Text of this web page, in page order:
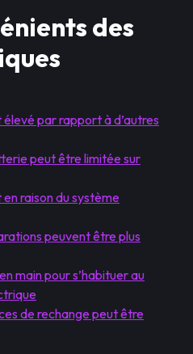
des
par rapport à d’autres
peut être limitée sur
raison du système
peuvent être plus
main pour s’habituer au
de rechange peut être